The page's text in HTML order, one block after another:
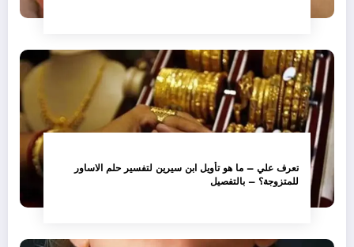
تعرف علي – ما هو تأويل ابن سيرين لتفسير حلم الاساور
للمتزوجة؟ – بالتفصيل